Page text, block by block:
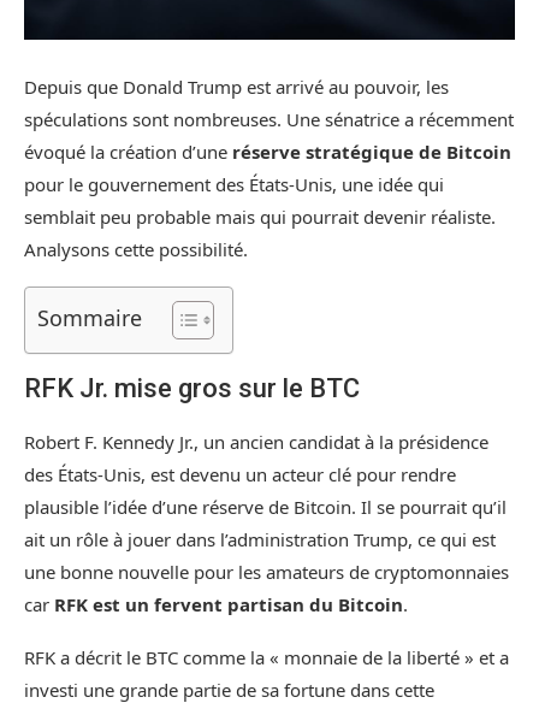
Depuis que Donald Trump est arrivé au pouvoir, les
spéculations sont nombreuses. Une sénatrice a récemment
évoqué la création d’une réserve stratégique de Bitcoin
pour le gouvernement des États-Unis, une idée qui
semblait peu probable mais qui pourrait devenir réaliste.
Analysons cette possibilité.
Sommaire
RFK Jr. mise gros sur le BTC
Robert F. Kennedy Jr., un ancien candidat à la présidence
des États-Unis, est devenu un acteur clé pour rendre
plausible l’idée d’une réserve de Bitcoin. Il se pourrait qu’il
ait un rôle à jouer dans l’administration Trump, ce qui est
une bonne nouvelle pour les amateurs de cryptomonnaies
car RFK est un fervent partisan du Bitcoin.
RFK a décrit le BTC comme la « monnaie de la liberté » et a
investi une grande partie de sa fortune dans cette